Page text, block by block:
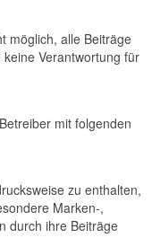
möglich, alle Beiträge
Verantwortung für
mit folgenden
zu enthalten,
Marken-,
durch ihre Beiträge